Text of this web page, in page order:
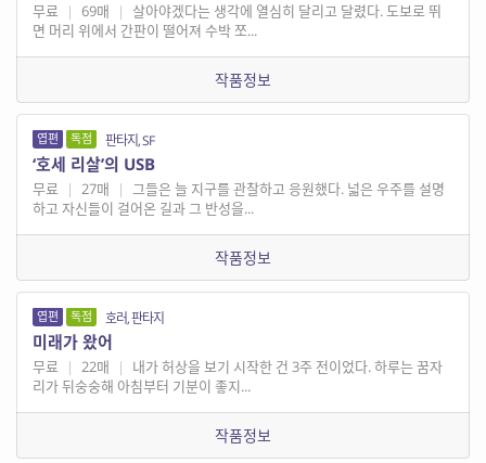
무료 | 69매 |
살아야겠다는 생각에 열심히 달리고 달렸다. 도보로 뛰
면 머리 위에서 간판이 떨어져 수박 쪼...
작품정보
엽편 독점 판타지, SF
‘호세 리살’의 USB
무료 | 27매 | 그들은 늘 지구를 관찰하고 응원했다. 넓은 우주를 설명
하고 자신들이 걸어온 길과 그 반성을...
작품정보
엽편 독점 호러, 판타지
미래가 왔어
무료 | 22매 |
내가 허상을 보기 시작한 건 3주 전이었다. 하루는 꿈자
리가 뒤숭숭해 아침부터 기분이 좋지...
작품정보